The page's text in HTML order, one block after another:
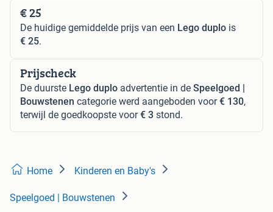
€ 25
De huidige gemiddelde prijs van een Lego duplo is
€ 25.
Prijscheck
De duurste Lego duplo advertentie in de Speelgoed |
Bouwstenen categorie werd aangeboden voor€ 130,
terwijl de goedkoopste voor€ 3 stond.
Home Kinderen en Baby's
Speelgoed | Bouwstenen